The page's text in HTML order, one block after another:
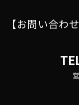
【お問い合わ